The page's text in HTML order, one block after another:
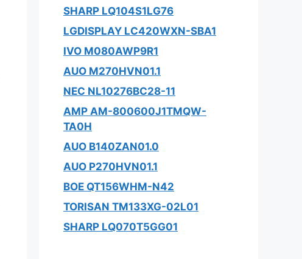
SHARP LQ104S1LG76
LGDISPLAY LC420WXN-SBA1
IVO M080AWP9R1
AUO M270HVN01.1
NEC NL10276BC28-11
AMP AM-800600J1TMQW-
TA0H
AUO B140ZAN01.0
AUO P270HVN01.1
BOE QT156WHM-N42
TORISAN TM133XG-02L01
SHARP LQ070T5GG01